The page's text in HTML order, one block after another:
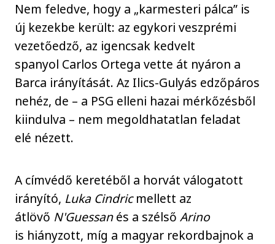
Nem feledve, hogy a „karmesteri pálca” is
új kezekbe került: az egykori veszprémi
vezetőedző, az igencsak kedvelt
spanyol Carlos Ortega vette át nyáron a
Barca irányítását. Az Ilics-Gulyás edzőpáros
nehéz, de – a PSG elleni hazai mérkőzésből
kiindulva – nem megoldhatatlan feladat
elé nézett.
A címvédő keretéből a horvát válogatott
irányító, Luka Cindricmellett az
átlövő N'Guessanés a szélsőArino
is hiányzott, míg a magyar rekordbajnok a